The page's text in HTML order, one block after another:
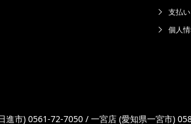
支払
個人
進市) 0561-72-7050 / 一宮店 (愛知県一宮市)